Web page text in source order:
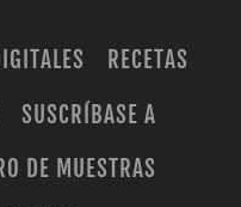
RECETAS
SUSCRÍBASE A
DE MUESTRAS